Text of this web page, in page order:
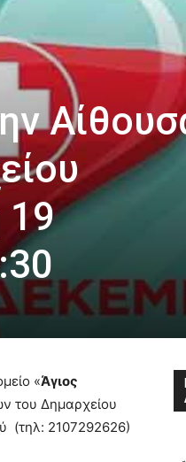
19
«Άγιος
του Δημαρχείου
(τηλ: 2107292626)